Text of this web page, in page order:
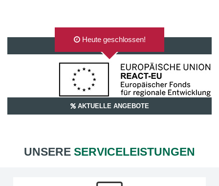
AUF GOOGLEMAPS ANZEIGEN
Heute geschlossen!
AKTUELLE ANGEBOTE
UNSERE SERVICELEISTUNGEN